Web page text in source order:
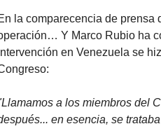
la comparecencia de prensa
Y Marco Rubio ha
en Venezuela se
a los miembros del
en esencia, se